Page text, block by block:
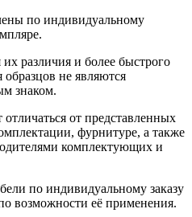
по индивидуальному
различия и более быстрого
образцов не являются
знаком.
от представленных
фурнитуре, а также
комплектующих и
по индивидуальному заказу
возможности её применения.